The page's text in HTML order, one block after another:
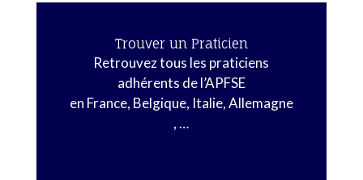
Trouver un Praticien
Retrouvez tous les praticiens
adhérents de l’APFSE
en France, Belgique, Italie, Allemagne
, …